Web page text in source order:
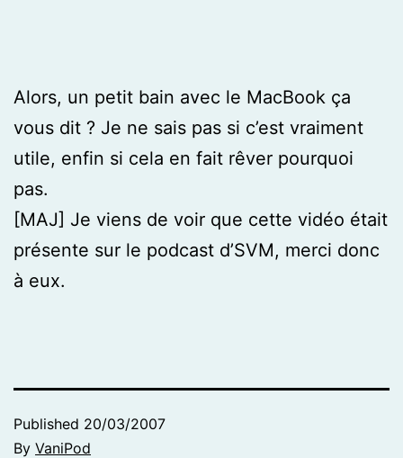
Alors, un petit bain avec le MacBook ça
vous dit ? Je ne sais pas si c’est vraiment
utile, enfin si cela en fait rêver pourquoi
pas.
[MAJ] Je viens de voir que cette vidéo était
présente sur le podcast d’SVM, merci donc
à eux.
Published 20/03/2007
By VaniPod